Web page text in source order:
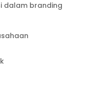
dalam branding